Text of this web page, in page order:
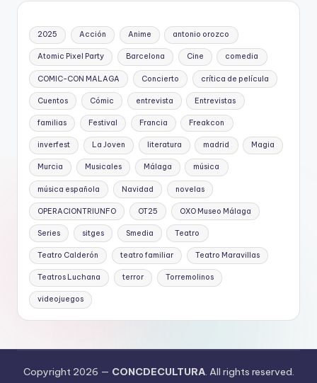
2025 Acción Anime antonio orozco
Atomic Pixel Party Barcelona Cine comedia
COMIC-CON MALAGA Concierto crítica de película
Cuentos Cómic entrevista Entrevistas
familias Festival Francia Freakcon
inverfest La Joven literatura madrid Magia
Murcia Musicales Málaga música
música española Navidad novelas
OPERACIONTRIUNFO OT25 OXO Museo Málaga
Series sitges Smedia Teatro
Teatro Calderón teatro familiar Teatro Maravillas
Teatros Luchana terror Torremolinos
videojuegos
Copyright 2026 — CONCDECULTURA. All rights reserved.